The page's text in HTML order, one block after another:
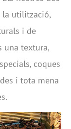
la utilització,
i de
una textura,
coques
i tota mena